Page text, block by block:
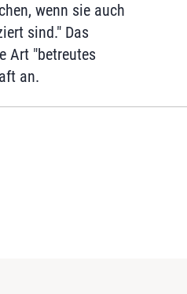
wenn sie auch
sind." Das
Art "betreutes
an.